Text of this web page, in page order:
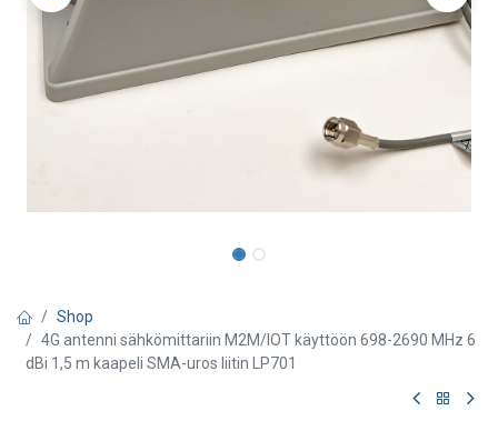
Shop
4G antenni sähkömittariin M2M/IOT käyttöön 698-2690 MHz 6
dBi 1,5 m kaapeli SMA-uros liitin LP701